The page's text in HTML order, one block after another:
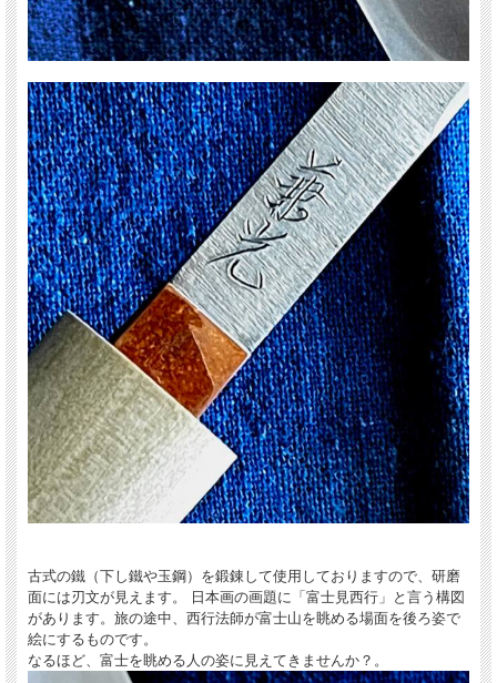
古式の鐵（下し鐵や玉鋼）を鍛錬して使用しておりますので、研磨
面には刃文が見えます。 日本画の画題に「富士見西行」と言う構図
があります。旅の途中、西行法師が富士山を眺める場面を後ろ姿で
絵にするものです。
なるほど、富士を眺める人の姿に見えてきませんか？。